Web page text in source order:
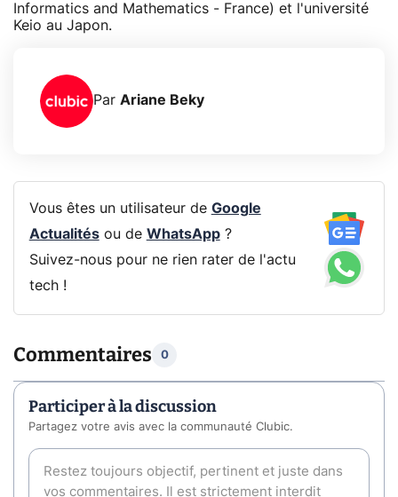
Informatics and Mathematics - France) et l'université
Keio au Japon.
Par Ariane Beky
Vous êtes un utilisateur de Google
Actualitésou de WhatsApp?
Suivez-nous pour ne rien rater de l'actu
tech !
Commentaires 0
Participer à la discussion
Partagez votre avis avec la communauté Clubic.